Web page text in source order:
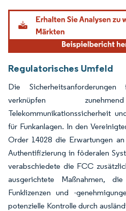
Bild © Mordor Intelligence.
Regulatorisches Umfeld
Die
verknüpfen
Telekommunikationssicherheit
für Funkanlagen. In den
Order 14028 die Erwartungen
Authentifizierung in föderalen
verabschiedete die FCC
ausgerichtete Maßnahmen,
Funklizenzen und -
potenzielle Kontrolle durch